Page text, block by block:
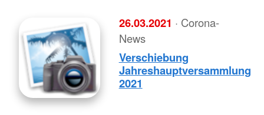
26.03.2021 · Corona-
News
Verschiebung
Jahreshauptversammlung
2021